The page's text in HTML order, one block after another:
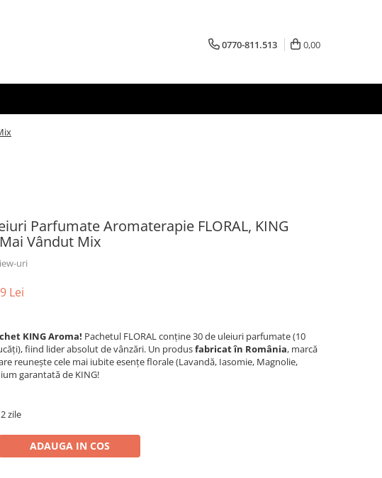
0770-811.513 0,00
Parfumate Aromaterapie FLORAL, KING
Vândut Mix
uri
Lei
KING Aroma! Pachetul FLORAL conține 30 de uleiuri parfumate (10
fiind lider absolut de vânzări. Un produsfabricat în România, marcă
reunește cele mai iubite esențe florale (Lavandă, Iasomie, Magnolie,
garantată de KING!
2 zile
ADAUGA IN COS